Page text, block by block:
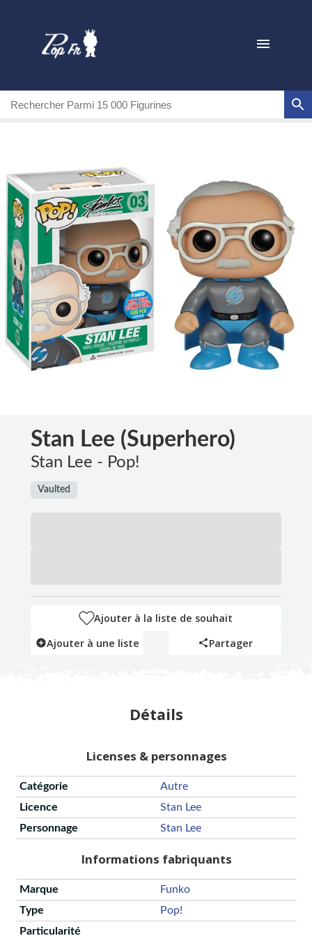
Stan Lee (Superhero)
Stan Lee - Pop!
Vaulted
Ajouter à la liste de souhait
Ajouter à une liste
Partager
Détails
Licenses & personnages
Catégorie
Autre
Licence
Stan Lee
Personnage
Stan Lee
Informations fabriquants
Marque
Funko
Type
Pop!
Particularité